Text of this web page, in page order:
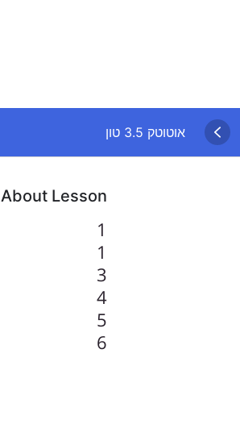
אוטוטק 3.5 טון
About Lesson
1
1
3
4
5
6